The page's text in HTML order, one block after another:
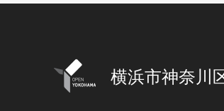
横浜市神奈川